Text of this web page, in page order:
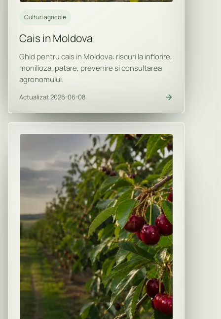
Culturi agricole
Cais in Moldova
Ghid pentru cais in Moldova: riscuri la inflorire,
monilioza, patare, prevenire si consultarea
agronomului.
Actualizat 2026-06-08